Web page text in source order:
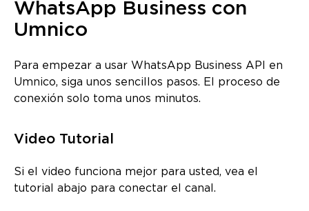
WhatsApp Business con
Umnico
Para empezar a usar WhatsApp Business API en
Umnico, siga unos sencillos pasos. El proceso de
conexión solo toma unos minutos.
Video Tutorial
Si el video funciona mejor para usted, vea el
tutorial abajo para conectar el canal.